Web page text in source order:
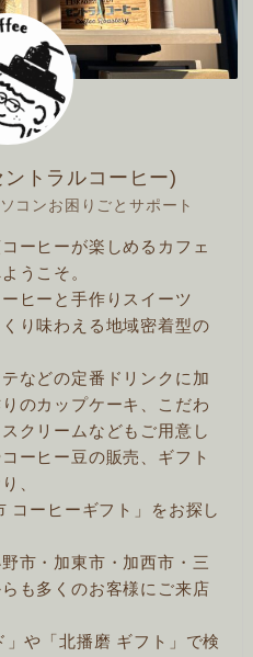
トラルコーヒー)
コンお困りごとサポート
ーヒーが楽しめるカフェ
うこそ。
ヒーと手作りスイーツ
り味わえる地域密着型の
などの定番ドリンクに加
のカップケーキ、こだわ
クリームなどもご用意し
ーヒー豆の販売、ギフト
、
コーヒーギフト」をお探し
市・加東市・加西市・三
も多くのお客様にご来店
」や「北播磨 ギフト」で検